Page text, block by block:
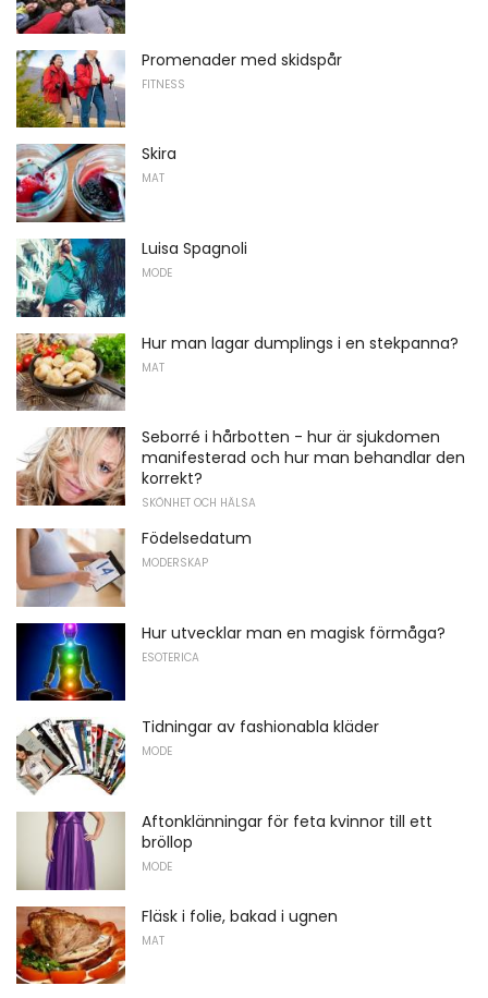
Promenader med skidspår
FITNESS
Skira
MAT
Luisa Spagnoli
MODE
Hur man lagar dumplings i en stekpanna?
MAT
Seborré i hårbotten - hur är sjukdomen
manifesterad och hur man behandlar den
korrekt?
SKÖNHET OCH HÄLSA
Födelsedatum
MODERSKAP
Hur utvecklar man en magisk förmåga?
ESOTERICA
Tidningar av fashionabla kläder
MODE
Aftonklänningar för feta kvinnor till ett
bröllop
MODE
Fläsk i folie, bakad i ugnen
MAT